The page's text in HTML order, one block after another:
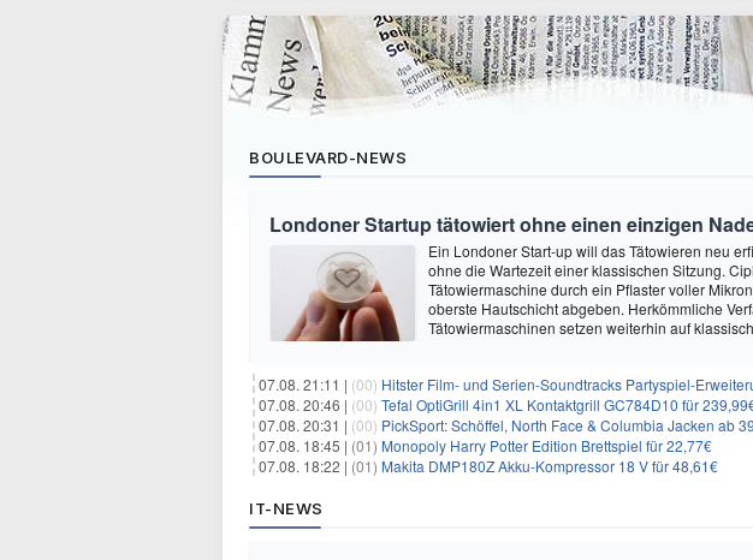
BOULEVARD-NEWS
Londoner Startup tätowiert ohne einen einzigen
Ein Londoner Start-up will das Tätowieren neu
ohne die Wartezeit einer klassischen Sitzung.
Tätowiermaschine durch ein Pflaster voller
oberste Hautschicht abgeben. Herkömmliche
Tätowiermaschinen setzen weiterhin auf
07.08. 21:11 | (00) Hitster Film- und Serien-Soundtracks Partyspiel-
07.08. 20:46 | (00) Tefal OptiGrill 4in1 XL Kontaktgrill GC784D10 für
07.08. 20:31 | (00) PickSport: Schöffel, North Face & Columbia Jacken ab
07.08. 18:45 | (01) Monopoly Harry Potter Edition Brettspiel für 22,77€
07.08. 18:22 | (01) Makita DMP180Z Akku-Kompressor 18 V für 48,61€
IT-NEWS